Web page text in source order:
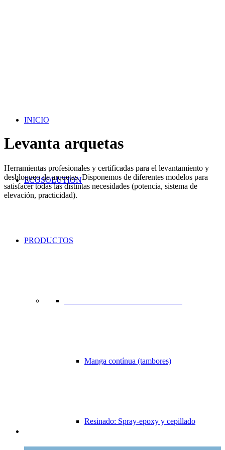
INICIO
ECOSOLUTION
PRODUCTOS
Manga contínua (tambores)
Resinado: Spray-epoxy y cepillado
Levanta arquetas
Herramientas profesionales y certificadas para el levantamiento y
desbloqueo de arquetas. Disponemos de diferentes modelos para
satisfacer todas las distintas necesidades (potencia, sistema de
elevación, practicidad).